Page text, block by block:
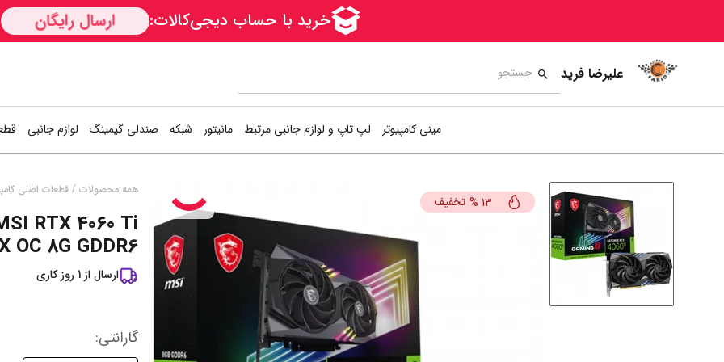
علیرضا فرید
مینی کامپیوتر لپ تاپ و لوازم جانبی مرتبط مانیتور شبکه
کارت شبکه
Access Point
مودم / روتر
سوییچ شبکه
نمایش همه محصولات
صندلی گیمینگ لوازم جانبی
دسته بازی
کیبورد و موس
فن کیس
13
% تخفیف
همه محصولات / قطعات اصلی
RTX 4060 Ti
OC 8G GDDR6
ارسال از 1 روز کاری
گارانتی‌: